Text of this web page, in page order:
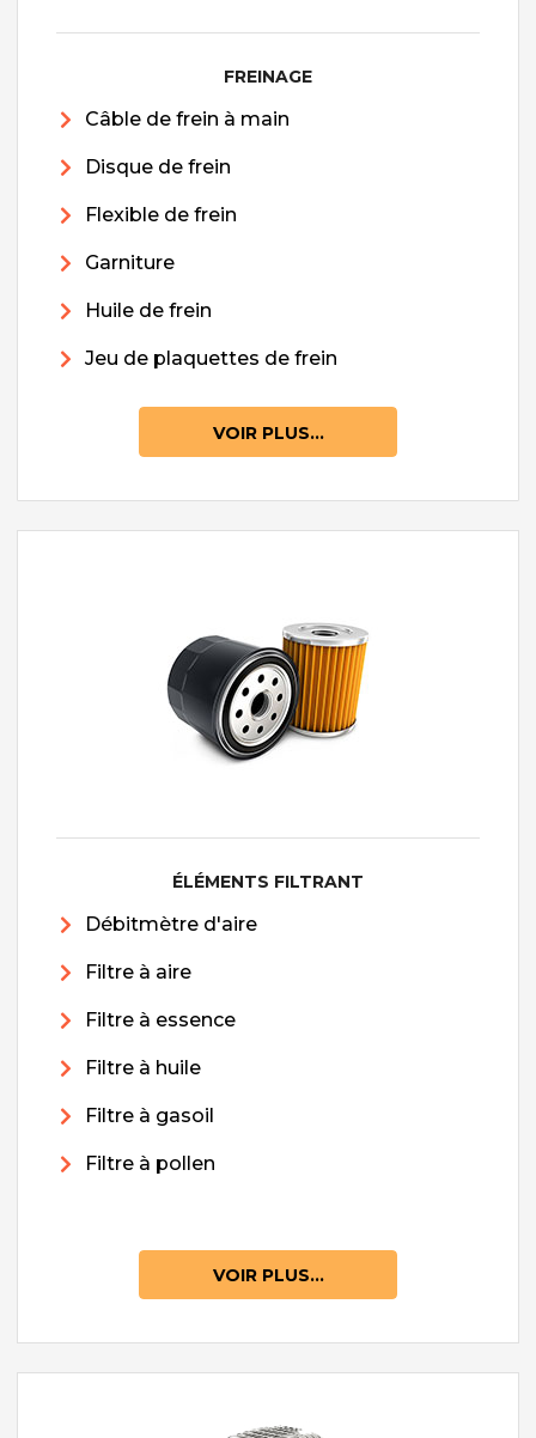
FREINAGE
Câble de frein à main
Disque de frein
Flexible de frein
Garniture
Huile de frein
Jeu de plaquettes de frein
VOIR PLUS...
ÉLÉMENTS FILTRANT
Débitmètre d'aire
Filtre à aire
Filtre à essence
Filtre à huile
Filtre à gasoil
Filtre à pollen
VOIR PLUS...